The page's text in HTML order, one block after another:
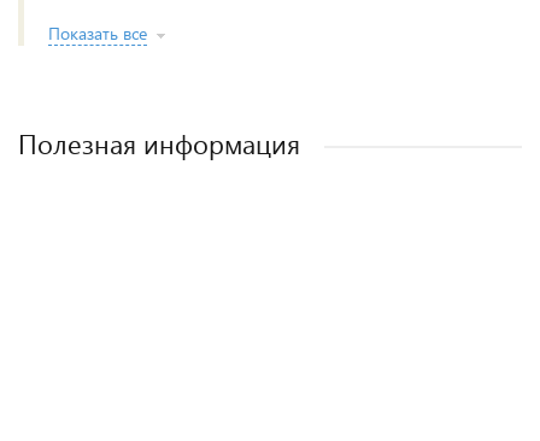
Показать все
Полезная информация